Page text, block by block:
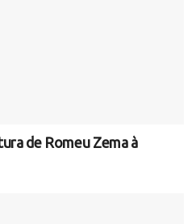
de Romeu Zema à